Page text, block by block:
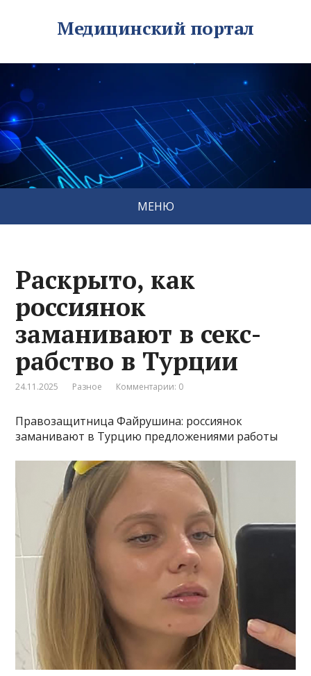
Медицинский портал
МЕНЮ
Раскрыто, как
россиянок
заманивают в секс-
рабство в Турции
24.11.2025 Разное Комментарии: 0
Правозащитница Файрушина: россиянок
заманивают в Турцию предложениями работы